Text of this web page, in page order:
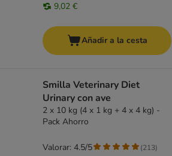
9,02 €
Añadir a la cesta
Smilla Veterinary Diet
Urinary con ave
2 x 10 kg (4 x 1 kg + 4 x 4 kg) -
Pack Ahorro
Valorar: 4.5/5 (213)